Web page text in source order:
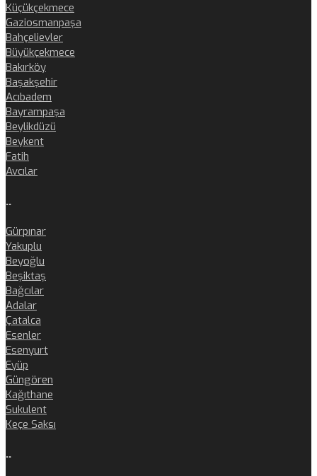
Küçükçekmece
Gaziosmanpaşa
Bahçelievler
Büyükçekmece
Bakırköy
Başakşehir
Acıbadem
Bayrampaşa
Beylikdüzü
Beykent
Fatih
Avcılar
..
Gürpınar
Yakuplu
Beyoğlu
Beşiktaş
Bağcılar
Adalar
Çatalca
Esenler
Esenyurt
Eyüp
Güngören
Kağıthane
Sukulent
Keçe Saksı
..